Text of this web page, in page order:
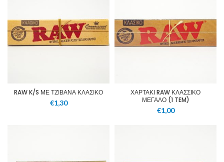
RAW K/S ΜΕ ΤΖΙΒΑΝΑ ΚΛΑΣΙΚΟ
€1,30
ΧΑΡΤΑΚΙ RAW ΚΛΑΣΣΙΚΟ
ΜΕΓΑΛΟ (1 TEM)
€1,00